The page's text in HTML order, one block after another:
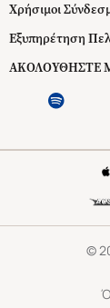
Χρήσιμοι
Εξυπηρέτηση
ΑΚΟΛΟΥΘΗΣΤΕ
©